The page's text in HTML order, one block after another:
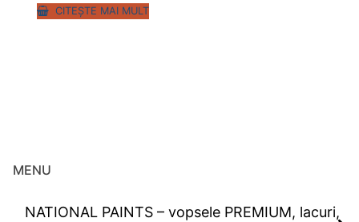
CITEȘTE MAI MULT
MENU
NATIONAL PAINTS – vopsele PREMIUM, lacuri,